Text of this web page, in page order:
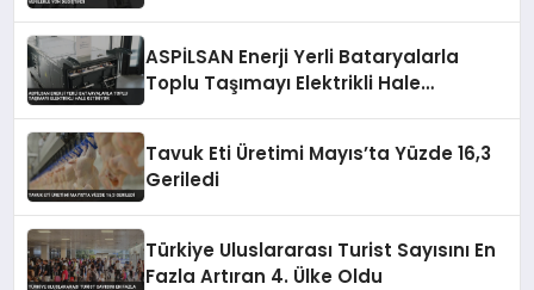
ASPİLSAN Enerji Yerli Bataryalarla
Toplu Taşımayı Elektrikli Hale
Tavuk Eti Üretimi Mayıs’ta Yüzde 16,3
Geriledi
Türkiye Uluslararası Turist Sayısını En
Fazla Artıran 4. Ülke Oldu